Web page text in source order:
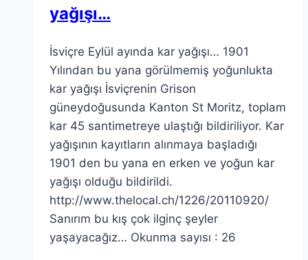
yağışı…
İsviçre Eylül ayında kar yağışı… 1901
Yılından bu yana görülmemiş yoğunlukta
kar yağışı İsviçrenin Grison
güneydoğusunda Kanton St Moritz, toplam
kar 45 santimetreye ulaştığı bildiriliyor. Kar
yağışının kayıtların alınmaya başladığı
1901 den bu yana en erken ve yoğun kar
yağışı olduğu bildirildi.
http://www.thelocal.ch/1226/20110920/
Sanırım bu kış çok ilginç şeyler
yaşayacağız… Okunma sayısı : 26